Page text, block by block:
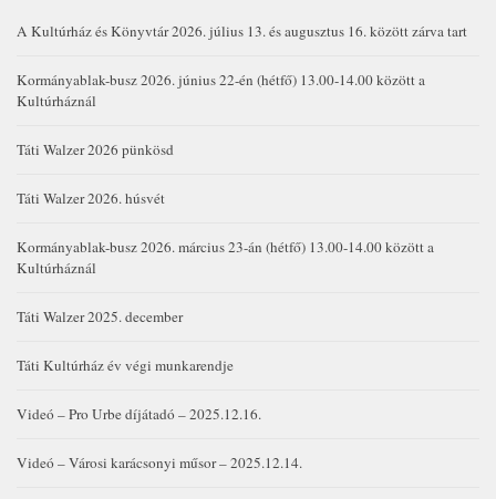
A Kultúrház és Könyvtár 2026. július 13. és augusztus 16. között zárva tart
Kormányablak-busz 2026. június 22-én (hétfő) 13.00-14.00 között a
Kultúrháznál
Táti Walzer 2026 pünkösd
Táti Walzer 2026. húsvét
Kormányablak-busz 2026. március 23-án (hétfő) 13.00-14.00 között a
Kultúrháznál
Táti Walzer 2025. december
Táti Kultúrház év végi munkarendje
Videó – Pro Urbe díjátadó – 2025.12.16.
Videó – Városi karácsonyi műsor – 2025.12.14.